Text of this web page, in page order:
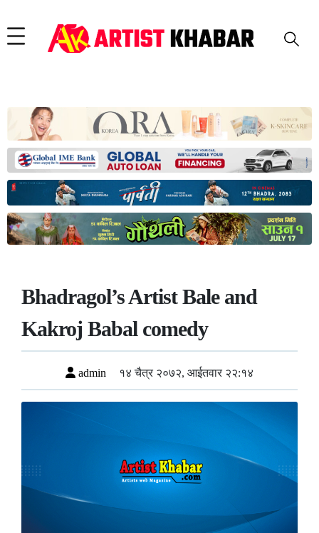
Bhadragol’s Artist Bale and
Kakroj Babal comedy
admin १४ चैत्र २०७२, आईतवार २२:१४